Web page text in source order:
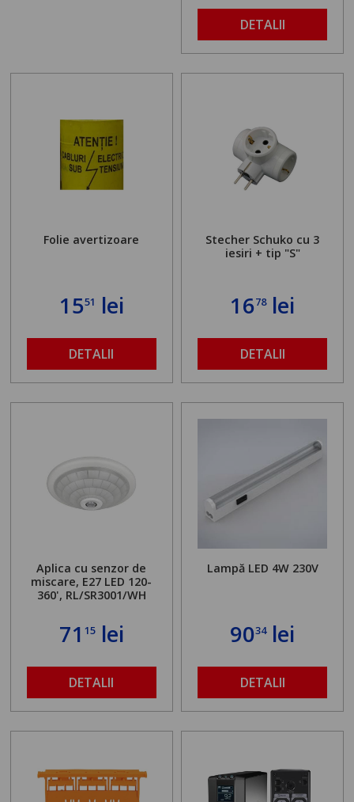
DETALII
Folie avertizoare
1551 lei
DETALII
Stecher Schuko cu 3
iesiri + tip "S"
1678lei
DETALII
Aplica cu senzor de
miscare, E27 LED 120-
360', RL/SR3001/WH
71 15lei
DETALII
Lampă LED 4W 230V
9034lei
DETALII